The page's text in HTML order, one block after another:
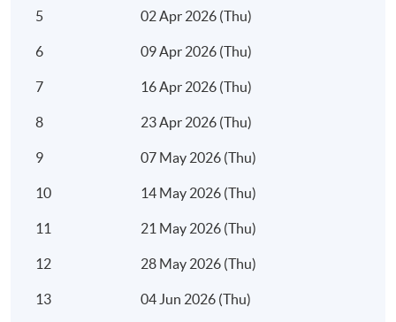
5 02 Apr 2026 (Thu)
6 09 Apr 2026 (Thu)
7 16 Apr 2026 (Thu)
8 23 Apr 2026 (Thu)
9 07 May 2026 (Thu)
10 14 May 2026 (Thu)
11 21 May 2026 (Thu)
12 28 May 2026 (Thu)
13 04 Jun 2026 (Thu)